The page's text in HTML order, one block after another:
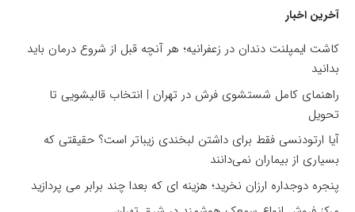
آخرین اخبار
کاشت ایمپلنت دندان در زعفرانیه؛ هر آنچه قبل از شروع درمان باید
بدانید
راهنمای کامل شستشوی فرش در تهران | انتخاب قالیشویی تا
تحویل
آیا ارتودنسی فقط برای داشتن لبخندی زیباتر است؟ حقیقتی که
بسیاری از بیماران نمی‌دانند
پنجره دوجداره ارزان نخرید؛ هزینه ای که بعدا چند برابر می پردازید